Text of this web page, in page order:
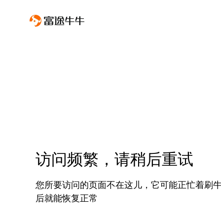
访问频繁，请稍后重试
您所要访问的页面不在这儿，它可能正忙着刷
后就能恢复正常